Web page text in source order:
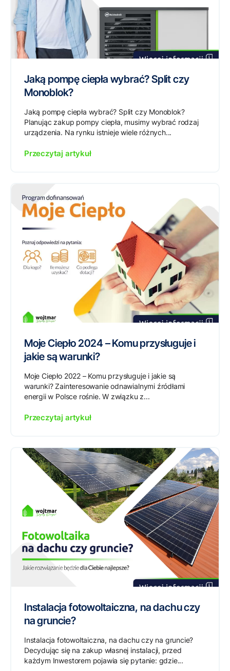
Jaką pompę ciepła wybrać? Split czy
Monoblok?
Jaką pompę ciepła wybrać? Split czy Monoblok?
Planując zakup pompy ciepła, musimy wybrać rodzaj
urządzenia. Na rynku istnieje wiele różnych...
Przeczytaj artykuł
Moje Ciepło 2024 – Komu przysługuje i
jakie są warunki?
Moje Ciepło 2022 – Komu przysługuje i jakie są
warunki? Zainteresowanie odnawialnymi źródłami
energii w Polsce rośnie. W związku z...
Przeczytaj artykuł
Instalacja fotowoltaiczna, na dachu czy
na gruncie?
Instalacja fotowoltaiczna, na dachu czy na gruncie?
Decydując się na zakup własnej instalacji, przed
każdym Inwestorem pojawia się pytanie: gdzie...